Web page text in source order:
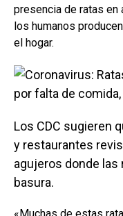
presencia de ratas en
los humanos
el hogar.
Los CDC sugieren
y restaurantes
agujeros donde
basura.